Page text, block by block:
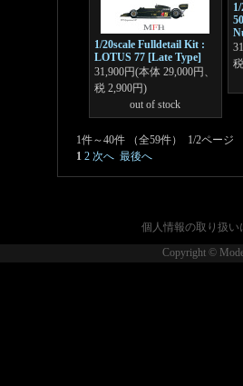
1/20scale Fulldetail Kit :
LOTUS 77 [Late Type]
31,900円(本体 29,000円、
税 2,900円)
out of stock
1件～40件 （全59件） 1/2ページ
1 2 次へ 最後へ
個人情報の取り扱い
Copyright ©